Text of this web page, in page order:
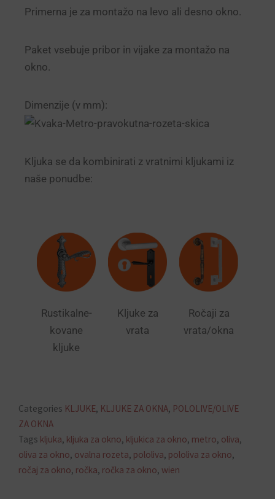
Primerna je za montažo na levo ali desno okno.
Paket vsebuje pribor in vijake za montažo na
okno.
Dimenzije (v mm):
Kljuka se da kombinirati z vratnimi kljukami iz
naše ponudbe:
Rustikalne-
kovane
kljuke
Kljuke za
vrata
Ročaji za
vrata/okna
Categories KLJUKE, KLJUKE ZA OKNA, POLOLIVE/OLIVE
ZA OKNA
Tags kljuka, kljuka za okno, kljukica za okno, metro, oliva,
oliva za okno, ovalna rozeta, pololiva, pololiva za okno,
ročaj za okno, ročka, ročka za okno, wien